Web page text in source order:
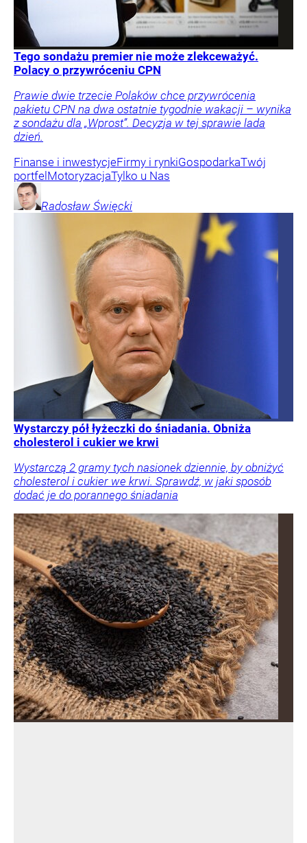
Tego sondażu premier nie może zlekceważyć.
Polacy o przywróceniu CPN
Prawie dwie trzecie Polaków chce przywrócenia
pakietu CPN na dwa ostatnie tygodnie wakacji – wynika
z sondażu dla „Wprost”. Decyzja w tej sprawie lada
dzień.
Finanse i inwestycjeFirmy i rynkiGospodarkaTwój
portfel MotoryzacjaTylko u Nas
Radosław Święcki
Wystarczy pół łyżeczki do śniadania. Obniża
cholesterol i cukier we krwi
Wystarczą 2 gramy tych nasionek dziennie, by obniżyć
cholesterol i cukier we krwi. Sprawdź, w jaki sposób
dodać je do porannego śniadania